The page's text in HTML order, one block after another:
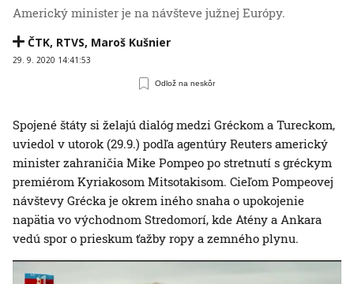
Americký minister je na návšteve južnej Európy.
ČTK, RTVS, Maroš Kušnier
29. 9. 2020 14:41:53
Odlož na neskôr
Spojené štáty si želajú dialóg medzi Gréckom a Tureckom,
uviedol v utorok (29.9.) podľa agentúry Reuters americký
minister zahraničia Mike Pompeo po stretnutí s gréckym
premiérom Kyriakosom Mitsotakisom. Cieľom Pompeovej
návštevy Grécka je okrem iného snaha o upokojenie
napätia vo východnom Stredomorí, kde Atény a Ankara
vedú spor o prieskum ťažby ropy a zemného plynu.